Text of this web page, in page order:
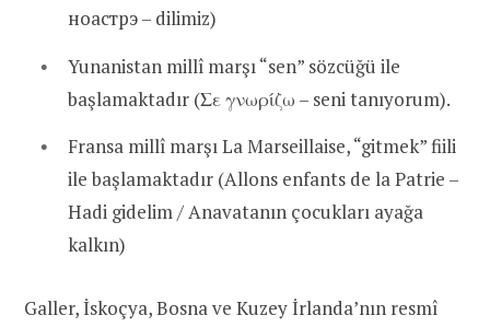
ноастрэ – dilimiz)
Yunanistan millî marşı “sen” sözcüğü ile
başlamaktadır (Σε γνωρίζω – seni tanıyorum).
Fransa millî marşı La Marseillaise, “gitmek” fiili
ile başlamaktadır (Allons enfants de la Patrie –
Hadi gidelim / Anavatanın çocukları ayağa
kalkın)
Galler, İskoçya, Bosna ve Kuzey İrlanda’nın resmî